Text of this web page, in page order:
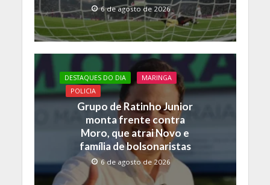
6 de agosto de 2026
DESTAQUES DO DIA
MARINGA
POLICIA
Grupo de Ratinho Junior
monta frente contra
Moro, que atrai Novo e
família de bolsonaristas
6 de agosto de 2026